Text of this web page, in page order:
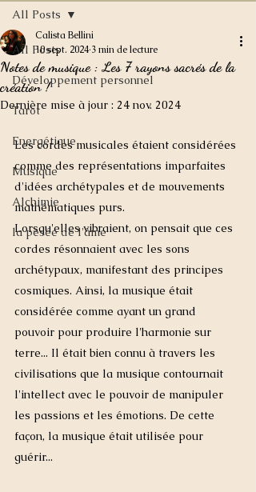
All Posts
Développement personnel
Tarot
Energétique
Musique
Alchimie
la pesée de l'âme
All Posts
Notes de musique : Les 7 rayons sacrés de la
création !
Calista Bellini
10 sept. 2024 3 min de lecture
Dernière mise à jour : 24 nov. 2024
Les cordes musicales étaient considérées
comme des représentations imparfaites
d'idées archétypales et de mouvements
mathématiques purs.
Lorsqu'elles vibraient, on pensait que ces
cordes résonnaient avec les sons
archétypaux, manifestant des principes
cosmiques. Ainsi, la musique était
considérée comme ayant un grand
pouvoir pour produire l'harmonie sur
terre... Il était bien connu à travers les
civilisations que la musique contournait
l'intellect avec le pouvoir de manipuler
les passions et les émotions. De cette
façon, la musique était utilisée pour
guérir...